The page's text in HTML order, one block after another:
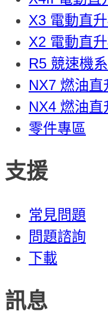
X3 電動直
X2 電動直
R5 競速機系
NX7 燃油直
NX4 燃油直
零件專區
支援
常見問題
問題諮詢
下載
訊息